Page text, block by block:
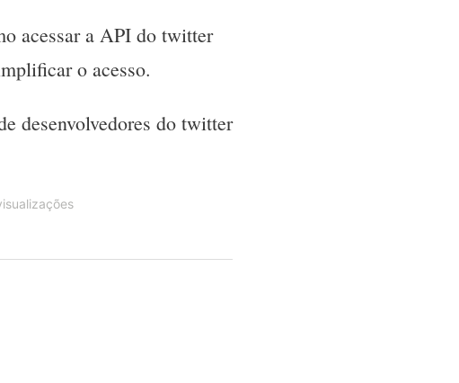
acessar a API do twitter
o acesso.
desenvolvedores do twitter